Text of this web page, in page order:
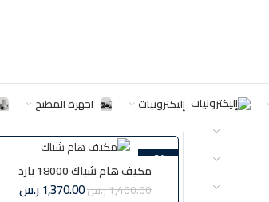
إليكترونيات اجهزة المطبخ الرئيسية منتجات تحت الوسم “مكيفات haam”
-2%
مكيف هام شباك 18000 بارد
HM18CWM21NU1,400.00ر.س1,370.00ر.س